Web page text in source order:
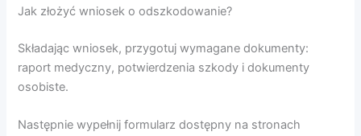
Jak złożyć wniosek o odszkodowanie?
Składając wniosek, przygotuj wymagane dokumenty:
raport medyczny, potwierdzenia szkody i dokumenty
osobiste.
Następnie wypełnij formularz dostępny na stronach